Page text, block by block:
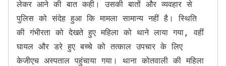
लेकर आने की बात कही। उसकी बातों और व्यवहार से
पुलिस को संदेह हुआ कि मामला सामान्य नहीं है। स्थिति
की गंभीरता को देखते हुए महिला को थाने लाया गया, वहीं
घायल और डरे हुए बच्चे को तत्काल उपचार के लिए
केजीएच अस्पताल पहुंचाया गया। थाना कोतवाली की महिला